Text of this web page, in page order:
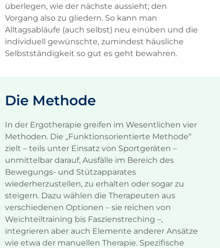
überlegen, wie der nächste aussieht; den
Vorgang also zu gliedern. So kann man
Alltagsabläufe (auch selbst) neu einüben und die
individuell gewünschte, zumindest häusliche
Selbstständigkeit so gut es geht bewahren.
Die Methode
In der Ergotherapie greifen im Wesentlichen vier
Methoden. Die „Funktionsorientierte Methode“
zielt – teils unter Einsatz von Sportgeräten –
unmittelbar darauf, Ausfälle im Bereich des
Bewegungs- und Stützapparates
wiederherzustellen, zu erhalten oder sogar zu
steigern. Dazu wählen die Therapeuten aus
verschiedenen Optionen – sie reichen von
Weichteiltraining bis Faszienstreching –,
integrieren aber auch Elemente anderer Ansätze
wie etwa der manuellen Therapie. Spezifische